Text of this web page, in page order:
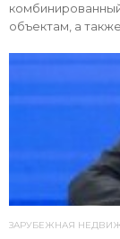
объектам, а
ЗАРУБЕЖНАЯ